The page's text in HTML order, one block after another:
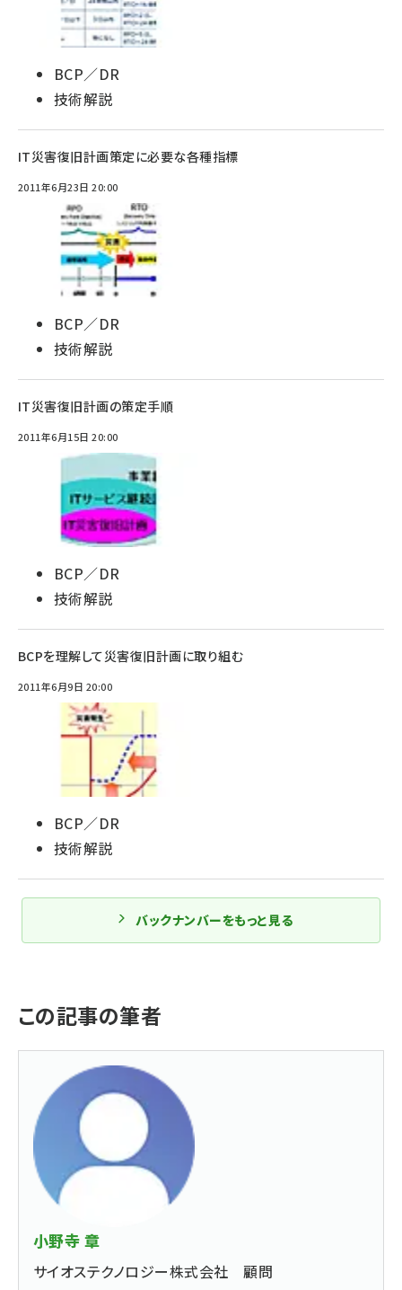
BCP／DR
技術解説
IT災害復旧計画策定に必要な各種指標
2011年6月23日 20:00
BCP／DR
技術解説
IT災害復旧計画の策定手順
2011年6月15日 20:00
BCP／DR
技術解説
BCPを理解して災害復旧計画に取り組む
2011年6月9日 20:00
BCP／DR
技術解説
バックナンバーをもっと見る
この記事の筆者
小野寺 章
サイオステクノロジー株式会社 顧問